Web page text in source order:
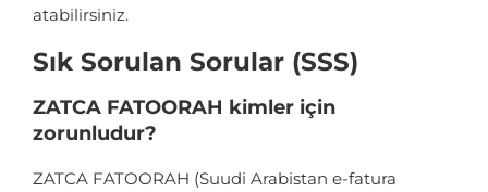
atabilirsiniz.
Sık Sorulan Sorular (SSS)
ZATCA FATOORAH kimler için
zorunludur?
ZATCA FATOORAH (Suudi Arabistan e-fatura